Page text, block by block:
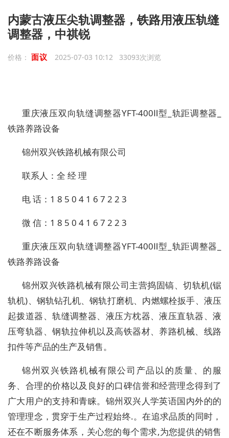
内蒙古液压尖轨调整器，铁路用液压轨缝
调整器，中祺锐
价格： 面议 2025-07-03 10:12 33093次浏览
重庆液压双向轨缝调整器YFT-400Ⅱ型_轨距调整器_
铁路养路设备
锦州双兴铁路机械有限公司
联系人：全 经 理
电 话：1 8 5 0 4 1 6 7 2 2 3
微 信：1 8 5 0 4 1 6 7 2 2 3
重庆液压双向轨缝调整器YFT-400Ⅱ型_轨距调整器_
铁路养路设备
锦州双兴铁路机械有限公司主营捣固镐、切轨机(锯
轨机)、钢轨钻孔机、钢轨打磨机、内燃螺栓扳手、液压
起拨道器、轨缝调整器、液压方枕器、液压直轨器、液
压弯轨器、钢轨拉伸机以及高铁器材、养路机械、线路
扣件等产品的生产及销售。
锦州双兴铁路机械有限公司产品以的质量、的服
务、合理的价格以及良好的口碑信誉和经营理念得到了
广大用户的支持和青睐。锦州双兴人学英语国内外的的
管理理念，贯穿于生产过程始终.。在追求品质的同时，
还在不断服务体系，关心您的每个需求,为您提供的销售